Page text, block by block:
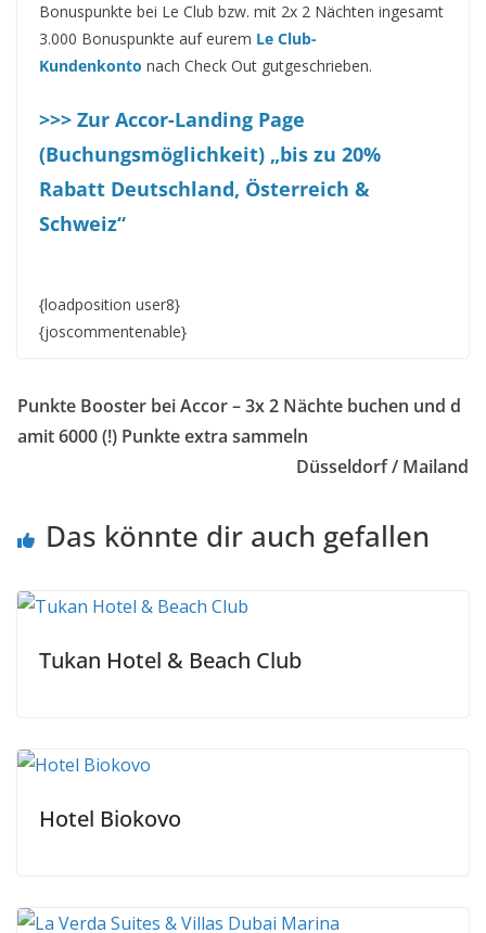
Bonuspunkte bei Le Club bzw. mit 2x 2 Nächten ingesamt
3.000 Bonuspunkte auf eurem Le Club-
Kundenkonto nach Check Out gutgeschrieben.
>>> Zur Accor-Landing Page
(Buchungsmöglichkeit) „bis zu 20%
Rabatt Deutschland, Österreich &
Schweiz“
{loadposition user8}
{joscommentenable}
Punkte Booster bei Accor – 3x 2 Nächte buchen und d
amit 6000 (!) Punkte extra sammeln
Düsseldorf / Mailand
Das könnte dir auch gefallen
Tukan Hotel & Beach Club
Hotel Biokovo